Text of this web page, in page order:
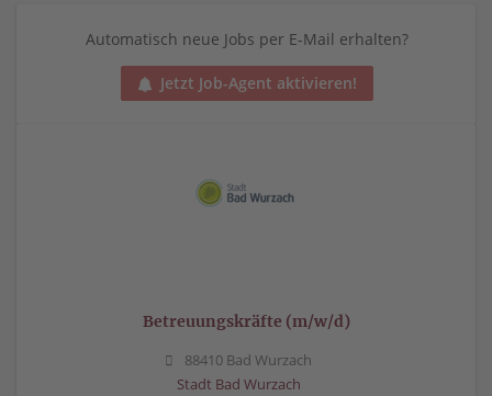
Automatisch neue Jobs per E-Mail erhalten?
Jetzt Job-Agent aktivieren!
Betreuungskräfte (m/w/d)
88410 Bad Wurzach
Stadt Bad Wurzach